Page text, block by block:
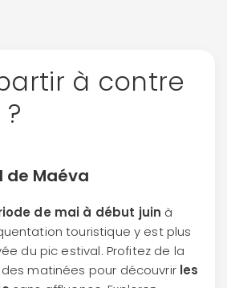
à contre
de Maéva
de mai à début juin à
touristique y est plus
du pic estival. Profitez de la
matinées pour découvrir les